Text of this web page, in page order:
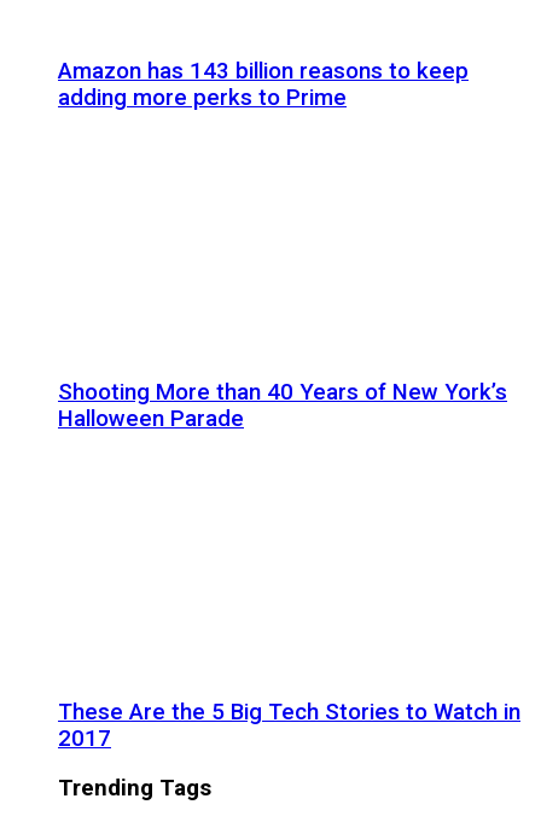
Amazon has 143 billion reasons to keep
adding more perks to Prime
Shooting More than 40 Years of New York’s
Halloween Parade
These Are the 5 Big Tech Stories to Watch in
2017
Trending Tags